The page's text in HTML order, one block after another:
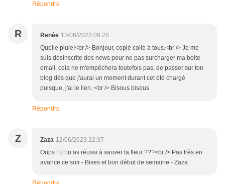
Répondre
R Renée 13/06/2023 09:28
Quelle pluie!<br /> Bonjour, copié collé à tous.<br /> Je me
suis désinscrite des news pour ne pas surcharger ma boite
email, cela ne m'empêchera toutefois pas, de passer sur ton
blog dès que j'aurai un moment durant cet été chargé
puisque, j'ai le lien. <br /> Bisous bisous
Répondre
Z Zaza 12/06/2023 22:37
Oups ! Et tu as réussi à sauver ta fleur ???<br /> Pas très en
avance ce soir - Bises et bon début de semaine - Zaza